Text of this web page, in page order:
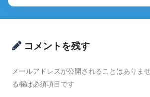
コメントを残す
メールアドレスが公開されることはありませ
る欄は必須項目です